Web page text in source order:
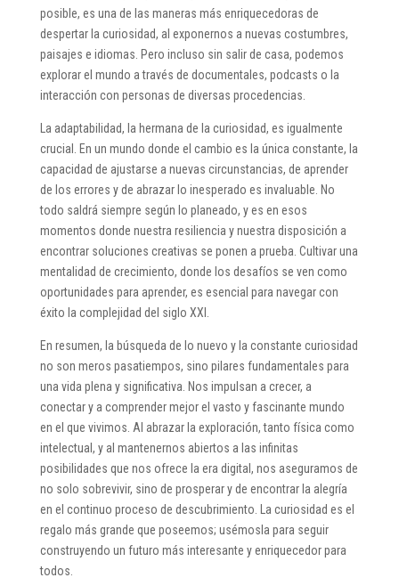
posible, es una de las maneras más enriquecedoras de
despertar la curiosidad, al exponernos a nuevas costumbres,
paisajes e idiomas. Pero incluso sin salir de casa, podemos
explorar el mundo a través de documentales, podcasts o la
interacción con personas de diversas procedencias.
La adaptabilidad, la hermana de la curiosidad, es igualmente
crucial. En un mundo donde el cambio es la única constante, la
capacidad de ajustarse a nuevas circunstancias, de aprender
de los errores y de abrazar lo inesperado es invaluable. No
todo saldrá siempre según lo planeado, y es en esos
momentos donde nuestra resiliencia y nuestra disposición a
encontrar soluciones creativas se ponen a prueba. Cultivar una
mentalidad de crecimiento, donde los desafíos se ven como
oportunidades para aprender, es esencial para navegar con
éxito la complejidad del siglo XXI.
En resumen, la búsqueda de lo nuevo y la constante curiosidad
no son meros pasatiempos, sino pilares fundamentales para
una vida plena y significativa. Nos impulsan a crecer, a
conectar y a comprender mejor el vasto y fascinante mundo
en el que vivimos. Al abrazar la exploración, tanto física como
intelectual, y al mantenernos abiertos a las infinitas
posibilidades que nos ofrece la era digital, nos aseguramos de
no solo sobrevivir, sino de prosperar y de encontrar la alegría
en el continuo proceso de descubrimiento. La curiosidad es el
regalo más grande que poseemos; usémosla para seguir
construyendo un futuro más interesante y enriquecedor para
todos.